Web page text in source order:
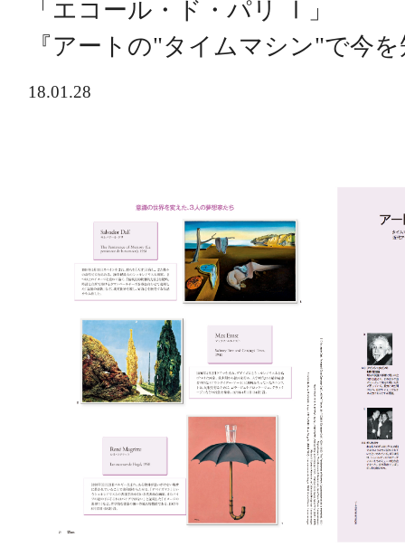
「エコール・ド・パリ Ⅰ」
『アートの"タイムマシン"で今
18.01.28